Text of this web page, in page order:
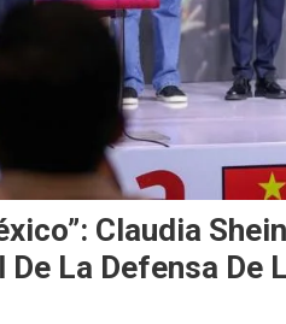
Claudia
La Defensa De